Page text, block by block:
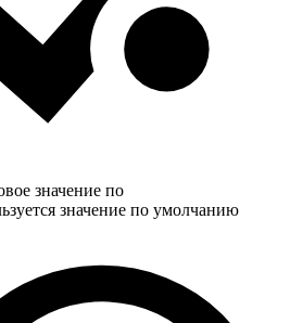
значение по
значение по умолчанию